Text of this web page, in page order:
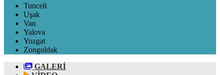
Tunceli
Uşak
Van
Yalova
Yozgat
Zonguldak
GALERİ